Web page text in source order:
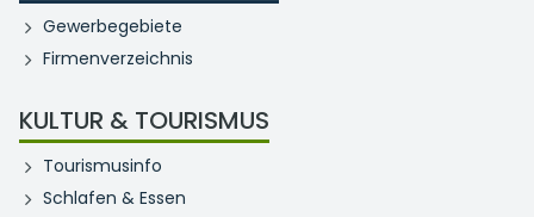
Gewerbegebiete
Firmenverzeichnis
KULTUR & TOURISMUS
Tourismusinfo
Schlafen & Essen